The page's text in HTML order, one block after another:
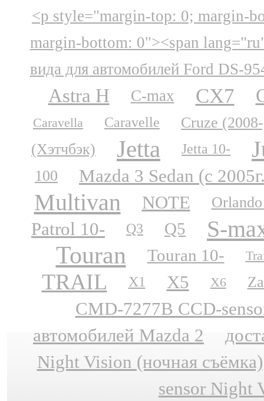
<p style="margin-top: 0; margin-
margin-bottom: 0"><span
вида для автомобилей Ford DS-
Astra H C-max CX7
Caravella Caravelle
Cruze
(Хэтчбэк)
Jetta Jetta 10-
100 Mazda 3 Sedan (с
Multivan NOTE
Patrol 10- Q3 Q5 S-
Touran Touran 10-
TRAIL X1 X5 X6
CMD-7277B CCD-
автомобилей Mazda 2
Night Vision (ночная съёмка)
sensor Night